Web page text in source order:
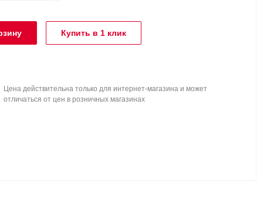
Купить в 1 клик
Цена действительна только для интернет-магазина и может
отличаться от цен в розничных магазинах